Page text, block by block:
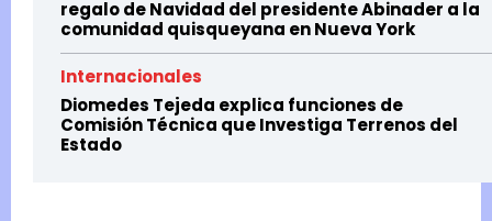
regalo de Navidad del presidente Abinader a la
comunidad quisqueyana en Nueva York
Internacionales
Diomedes Tejeda explica funciones de
Comisión Técnica que Investiga Terrenos del
Estado